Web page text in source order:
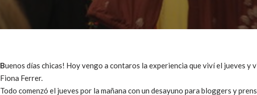
Buenos días chicas! Hoy vengo a contaros la experiencia que viví el jueves y
Fiona Ferrer.
Todo comenzó el jueves por la mañana con un desayuno para bloggers y